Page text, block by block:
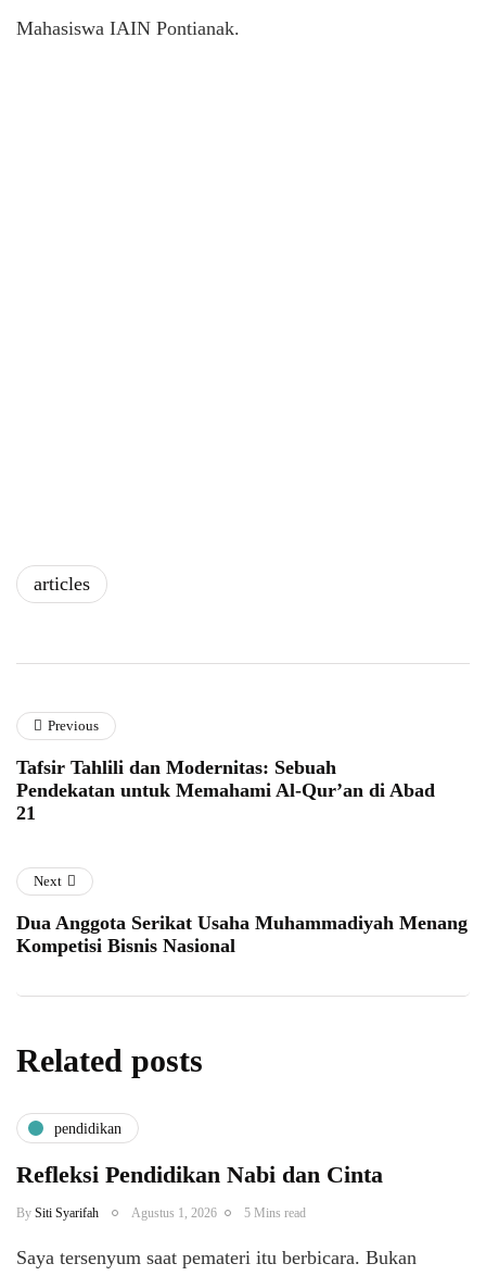
Mahasiswa IAIN Pontianak.
articles
Previous
Tafsir Tahlili dan Modernitas: Sebuah
Pendekatan untuk Memahami Al-Qur’an di Abad
21
Next
Dua Anggota Serikat Usaha Muhammadiyah Menang
Kompetisi Bisnis Nasional
Related posts
pendidikan
Refleksi Pendidikan Nabi dan Cinta
By Siti Syarifah Agustus 1, 2026 5 Mins read
​Saya tersenyum saat pemateri itu berbicara. Bukan